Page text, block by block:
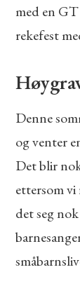
med en
rekefest
Denne
og venter
Det blir
ettersom
det seg